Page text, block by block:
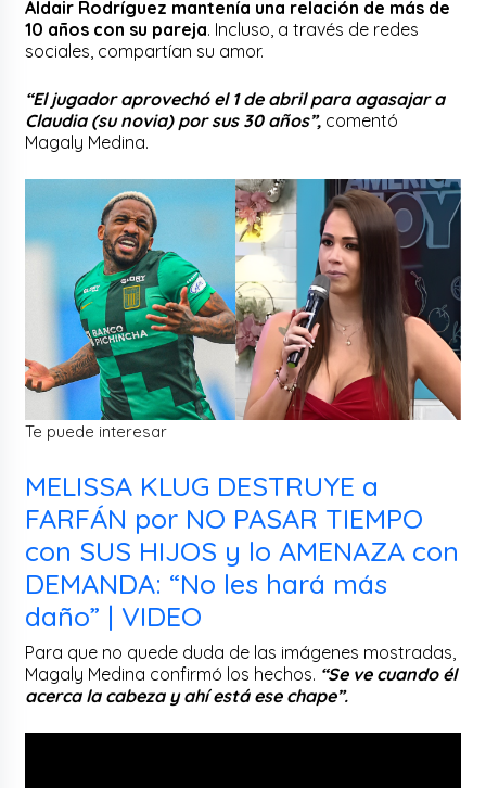
Aldair Rodríguez mantenía una relación de más de
10 años con su pareja. Incluso, a través de redes
sociales, compartían su amor.
“El jugador aprovechó el 1 de abril para agasajar a
Claudia (su novia) por sus 30 años”, comentó
Magaly Medina.
Te puede interesar
MELISSA KLUG DESTRUYE a
FARFÁN por NO PASAR TIEMPO
con SUS HIJOS y lo AMENAZA con
DEMANDA: “No les hará más
daño” | VIDEO
Para que no quede duda de las imágenes mostradas,
Magaly Medina confirmó los hechos. “Se ve cuando él
acerca la cabeza y ahí está ese chape”.